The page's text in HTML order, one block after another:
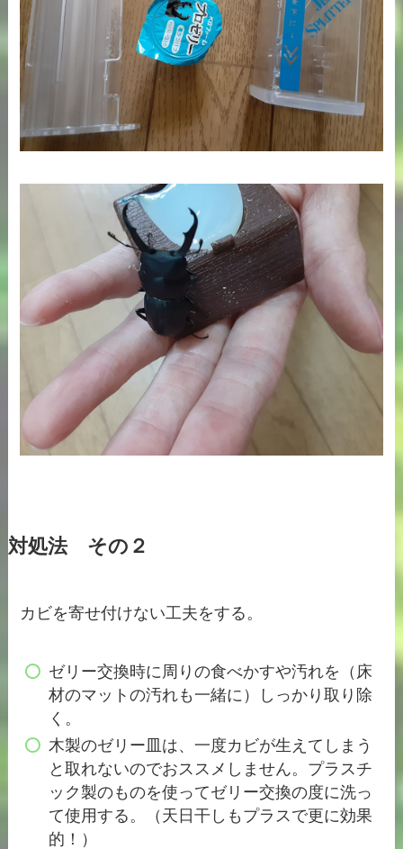
対処法 その２
カビを寄せ付けない工夫をする。
ゼリー交換時に周りの食べかすや汚れを（床
材のマットの汚れも一緒に）しっかり取り除
く。
木製のゼリー皿は、一度カビが生えてしまう
と取れないのでおススメしません。プラスチ
ック製のものを使ってゼリー交換の度に洗っ
て使用する。（天日干しもプラスで更に効果
的！）